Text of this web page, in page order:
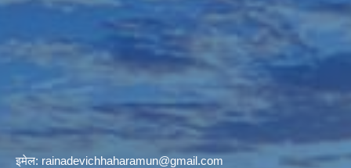
इमेल: rainadevichhaharamun@gmail.com